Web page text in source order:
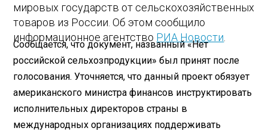
мировых государств от сельскохозяйственных
товаров из России. Об этом сообщило
информационное агентство РИА Новости
Сообщается, что документ, названный «Нет
российской сельхозпродукции» был принят после
голосования. Уточняется, что данный проект обязует
американского министра финансов инструктировать
исполнительных директоров страны в
международных организациях поддерживать